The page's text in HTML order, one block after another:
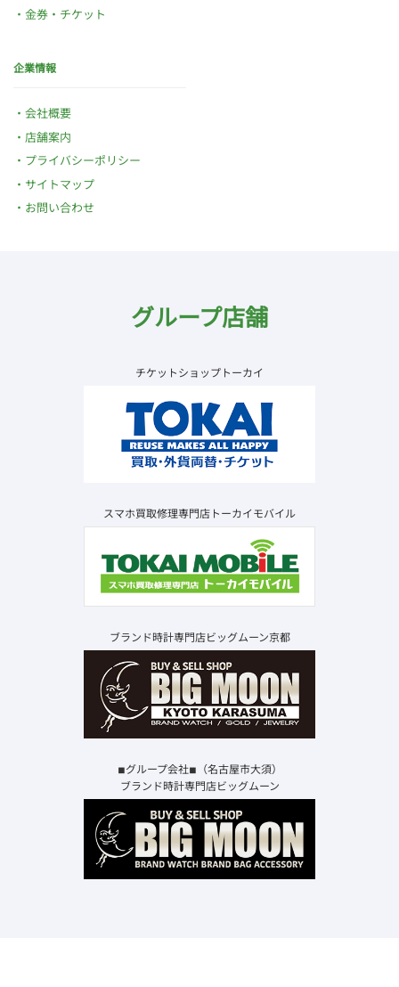
金券・チケット
企業情報
会社概要
店舗案内
プライバシーポリシー
サイトマップ
お問い合わせ
グループ店舗
チケットショップトーカイ
スマホ買取修理専門店トーカイモバイル
ブランド時計専門店ビッグムーン京都
◾︎グループ会社◾︎（名古屋市大須）
ブランド時計専門店ビッグムーン